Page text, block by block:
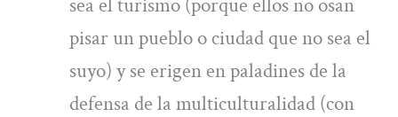
pisar un pueblo o ciudad que no sea el
suyo) y se erigen en paladines de la
defensa de la multiculturalidad (con